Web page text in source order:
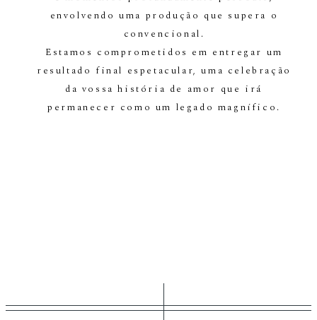
envolvendo uma produção que supera o
convencional.
Estamos comprometidos em entregar um
resultado final espetacular, uma celebração
da vossa história de amor que irá
permanecer como um legado magnífico.